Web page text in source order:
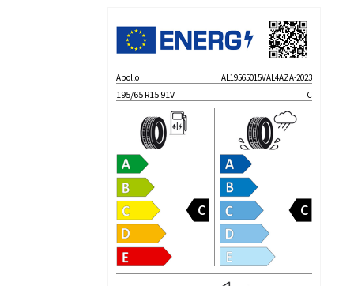
Apollo AL19565015VAL4AZA-2023
195/65 R15 91V C